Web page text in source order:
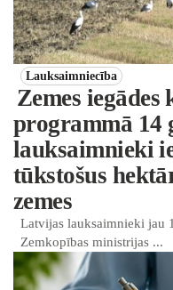
Lauksaimniecība
Zemes iegādes
programmā 14
lauksaimnieki
tūkstošus
zemes
Latvijas lauksaimnieki jau
Zemkopības ministrijas ...